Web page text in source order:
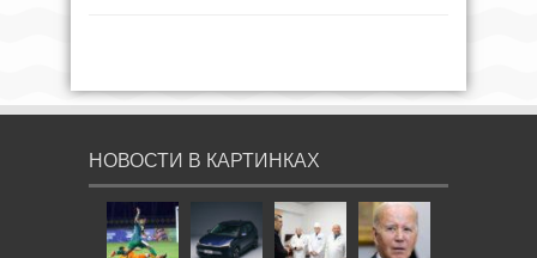
НОВОСТИ В КАРТИНКАХ